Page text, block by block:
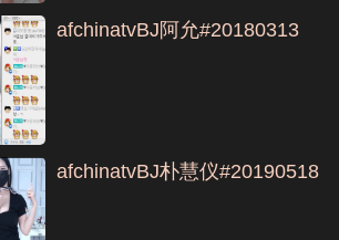
afchinatvBJ阿允#20180313
afchinatvBJ朴慧仪#20190518